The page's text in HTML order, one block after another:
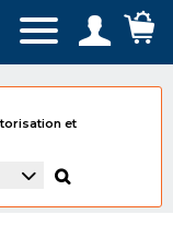
et